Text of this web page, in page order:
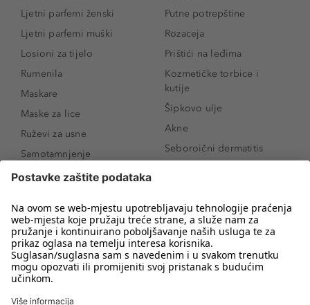
Ljetni parfemi ženski
Ljetni parfemi muški
Losioni za tijelo
Rumenila
Maskare
Maske za lice
Ruževi za usne
Samotamnjenje
Puderi
Proizvodi za obrve
Sunce i zaštita
Serumi za lice
Proizvodi za čišćenje lica
Putne potrepštine
Rozaceja
Prištići na leđima
Kozmetičke torbice i
kutije
Šipkovo ulje
Akne
Seboroični dermatitis
Novo
Koji mi parfem
odgovara?
Kako našminkati oči da